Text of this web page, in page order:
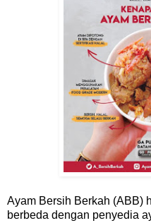
Ayam Bersih Berkah (ABB)
berbeda dengan penyedia